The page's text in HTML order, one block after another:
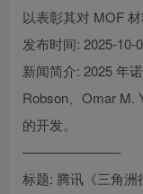
以表彰其对 MOF
发布时间: 2025-10-
新闻简介: 2025 年
Robson、Omar M.
的开发。
———————-
标题: 腾讯《三角